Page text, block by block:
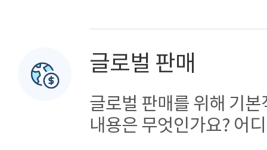
글로벌 판매
글로벌 판매를 위해 기
내용은 무엇인가요? 어